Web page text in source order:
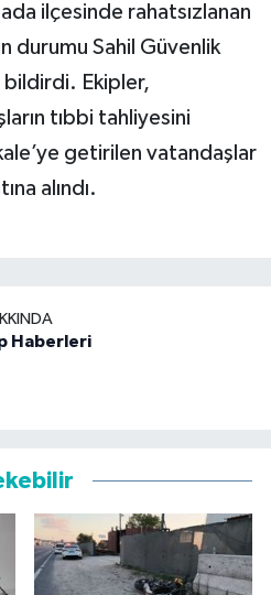
ilçesinde rahatsızlanan
durumu Sahil Güvenlik
bildirdi. Ekipler,
tıbbi tahliyesini
getirilen vatandaşlar
alındı.
Haberleri